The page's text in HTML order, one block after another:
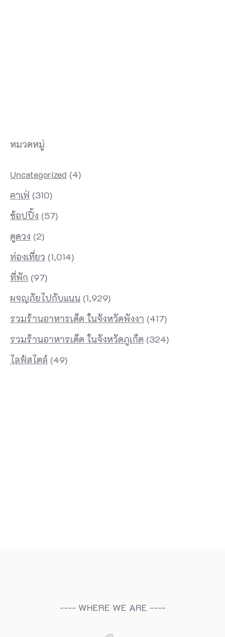
หมวดหมู่
Uncategorized (4)
คาเฟ่ (310)
ช้อปปิ้ง (57)
ดูดวง (2)
ท่องเที่ยว (1,014)
ที่พัก (97)
ผจญภัยไปกับแนน (1,929)
รวมร้านอาหารเด็ด ในจังหวัดพังงา (417)
รวมร้านอาหารเด็ด ในจังหวัดภูเก็ต (324)
ไลฟ์สไตล์ (49)
---- WHERE WE ARE ----